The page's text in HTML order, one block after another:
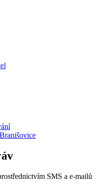
SMS a e-mailů